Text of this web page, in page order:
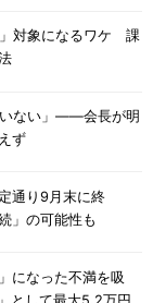
対象になるワケ 課
いない」――会長が明
ず
通り9月末に終
」の可能性も
になった不満を吸